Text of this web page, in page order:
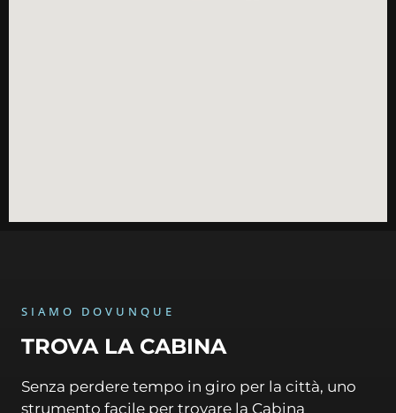
SIAMO DOVUNQUE
TROVA LA CABINA
Senza perdere tempo in giro per la città, uno
strumento facile per trovare la Cabina